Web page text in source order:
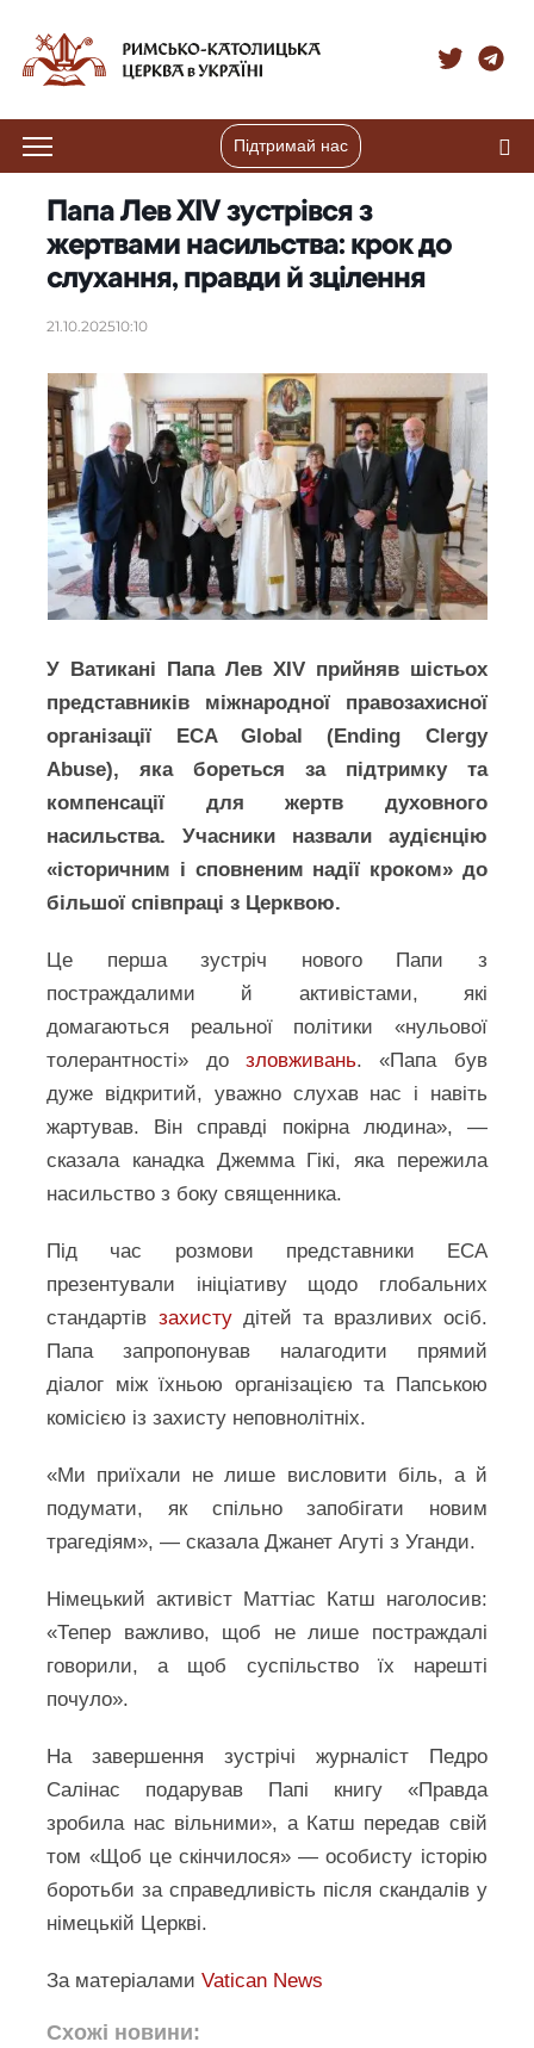
Підтримай нас
Папа Лев XIV зустрівся з
жертвами насильства: крок до
слухання, правди й зцілення
21.10.202510:10
У Ватикані Папа Лев XIV прийняв шістьох
представників міжнародної правозахисної
організації ECA Global (Ending Clergy
Abuse), яка бореться за підтримку та
компенсації для жертв духовного
насильства. Учасники назвали аудієнцію
«історичним і сповненим надії кроком» до
більшої співпраці з Церквою.
Це перша зустріч нового Папи з
постраждалими й активістами, які
домагаються реальної політики «нульової
толерантності» до зловживань. «Папа був
дуже відкритий, уважно слухав нас і навіть
жартував. Він справді покірна людина», —
сказала канадка Джемма Гікі, яка пережила
насильство з боку священника.
Під час розмови представники ECA
презентували ініціативу щодо глобальних
стандартів захистудітей та вразливих осіб.
Папа запропонував налагодити прямий
діалог між їхньою організацією та Папською
комісією із захисту неповнолітніх.
«Ми приїхали не лише висловити біль, а й
подумати, як спільно запобігати новим
трагедіям», — сказала Джанет Агуті з Уганди.
Німецький активіст Маттіас Катш наголосив:
«Тепер важливо, щоб не лише постраждалі
говорили, а щоб суспільство їх нарешті
почуло».
На завершення зустрічі журналіст Педро
Салінас подарував Папі книгу «Правда
зробила нас вільними», а Катш передав свій
том «Щоб це скінчилося» — особисту історію
боротьби за справедливість після скандалів у
німецькій Церкві.
За матеріаламиVatican News
Схожі новини: